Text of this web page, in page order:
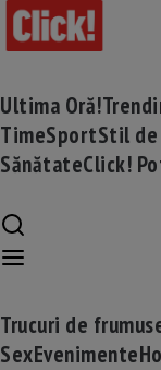
Ultima Oră!
TimeSportStil
SănătateClick!
Trucuri de
SexEvenimente